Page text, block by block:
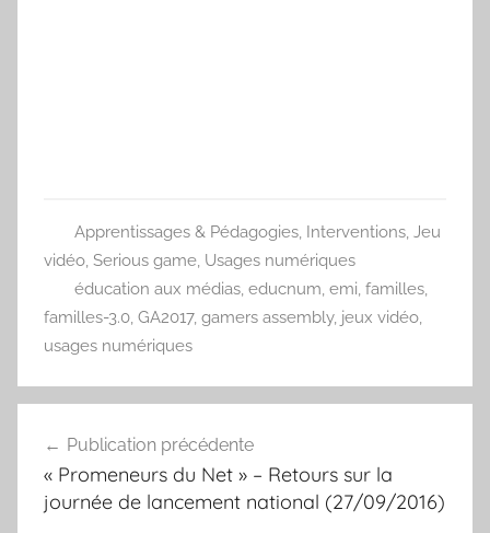
Apprentissages & Pédagogies, Interventions, Jeu
vidéo, Serious game, Usages numériques
éducation aux médias, educnum, emi, familles,
familles-3.0, GA2017, gamers assembly, jeux vidéo,
usages numériques
de
l’article
Publication précédente
« Promeneurs du Net » – Retours sur la
journée de lancement national (27/09/2016)